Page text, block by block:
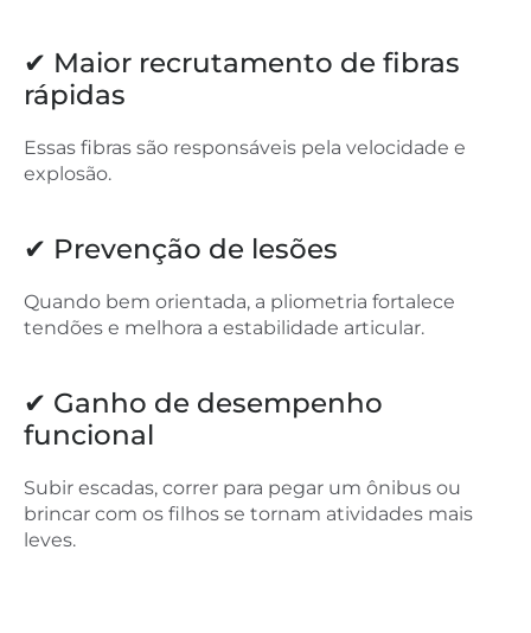
✔ Maior recrutamento de fibras
rápidas
Essas fibras são responsáveis pela velocidade e
explosão.
✔ Prevenção de lesões
Quando bem orientada, a pliometria fortalece
tendões e melhora a estabilidade articular.
✔ Ganho de desempenho
funcional
Subir escadas, correr para pegar um ônibus ou
brincar com os filhos se tornam atividades mais
leves.